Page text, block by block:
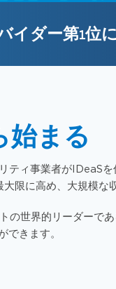
イダー第1位に
始まる
ティ事業者がIDeaS
限に高め、大規模な
の世界的リーダーで
できます。